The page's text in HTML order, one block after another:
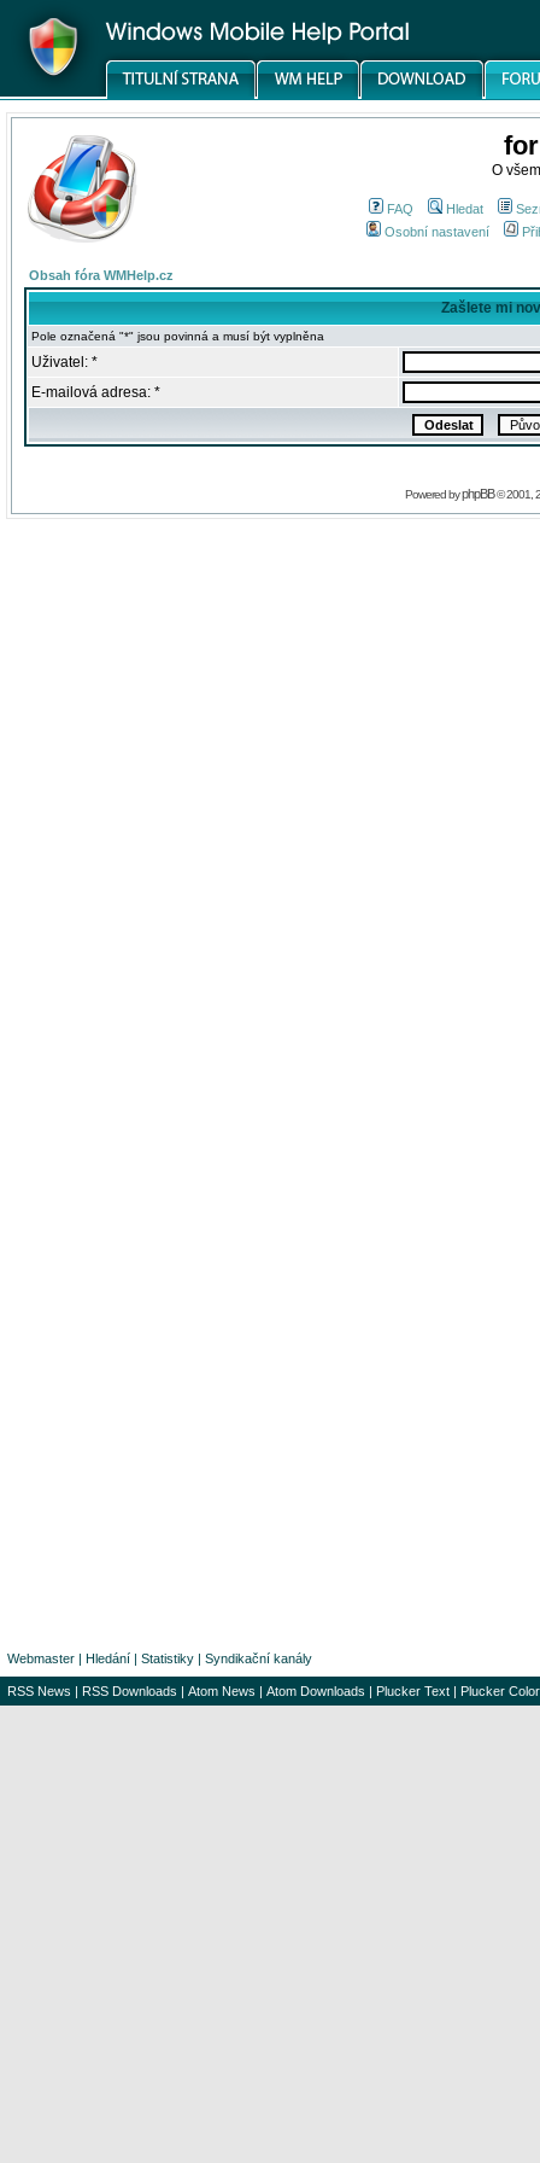
O
FAQ Hledat
Osobní nastavení
Obsah fóra WMHelp.cz
Zašlete mi
Pole označená "*" jsou povinná a musí být vyplněna
Uživatel: *
E-mailová adresa: *
Powered byphpBB© 2001,
Webmaster | Hledání | Statistiky | Syndikační kanály
RSS News | RSS Downloads | Atom News | Atom Downloads | Plucker Text | Plucker Color